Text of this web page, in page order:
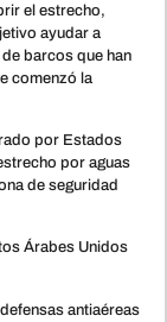
el estrecho,
ayudar a
barcos que han
comenzó la
por Estados
por aguas
de seguridad
Árabes Unidos
antiaéreas